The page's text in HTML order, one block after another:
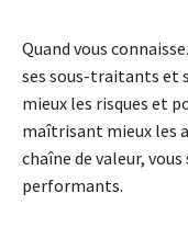
Quand vous
ses sous-traitants et
mieux les risques et
maîtrisant mieux les
chaîne de valeur,
performants.